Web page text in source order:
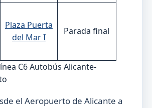
Plaza Puerta
del Mar I
Parada final
C6 Autobús Alicante-
el Aeropuerto de Alicante a